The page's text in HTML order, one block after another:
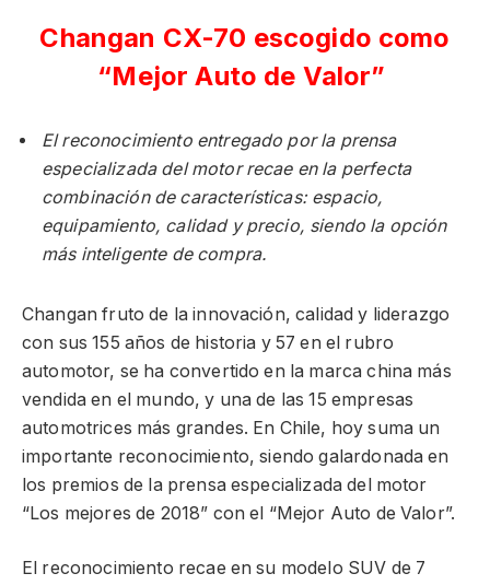
Changan CX-70 escogido como
“Mejor Auto de Valor”
El reconocimiento entregado por la prensa
especializada del motor recae en la perfecta
combinación de características: espacio,
equipamiento, calidad y precio, siendo la opción
más inteligente de compra.
Changan fruto de la innovación, calidad y liderazgo
con sus 155 años de historia y 57 en el rubro
automotor, se ha convertido en la marca china más
vendida en el mundo, y una de las 15 empresas
automotrices más grandes. En Chile, hoy suma un
importante reconocimiento, siendo galardonada en
los premios de la prensa especializada del motor
“Los mejores de 2018” con el “Mejor Auto de Valor”.
El reconocimiento recae en su modelo SUV de 7